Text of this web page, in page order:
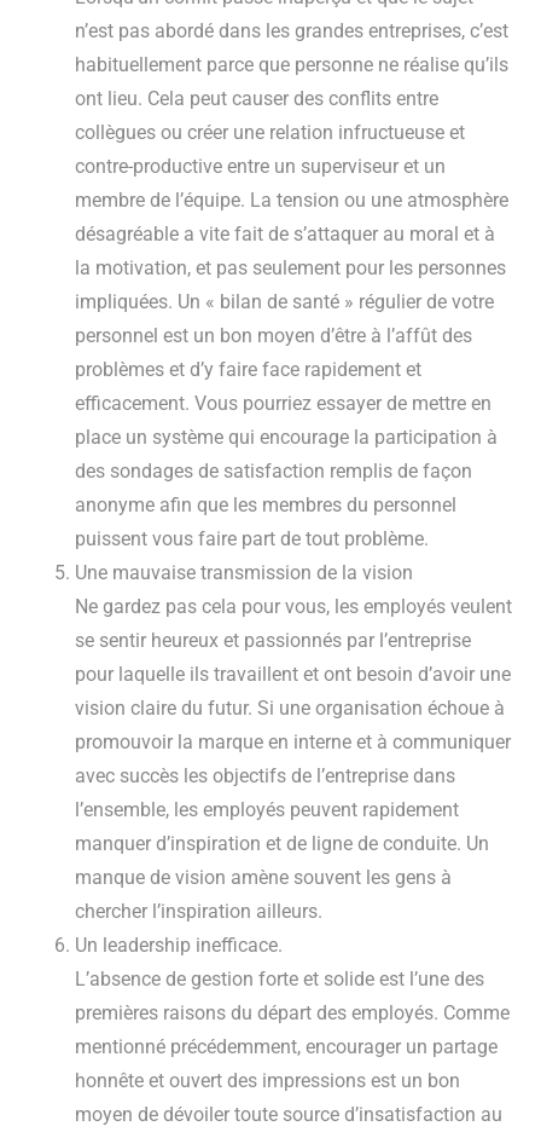
n’est pas abordé dans les grandes entreprises, c’est
habituellement parce que personne ne réalise qu’ils
ont lieu. Cela peut causer des conflits entre
collègues ou créer une relation infructueuse et
contre-productive entre un superviseur et un
membre de l’équipe. La tension ou une atmosphère
désagréable a vite fait de s’attaquer au moral et à
la motivation, et pas seulement pour les personnes
impliquées. Un « bilan de santé » régulier de votre
personnel est un bon moyen d’être à l’affût des
problèmes et d’y faire face rapidement et
efficacement. Vous pourriez essayer de mettre en
place un système qui encourage la participation à
des sondages de satisfaction remplis de façon
anonyme afin que les membres du personnel
puissent vous faire part de tout problème.
Une mauvaise transmission de la vision
Ne gardez pas cela pour vous, les employés veulent
se sentir heureux et passionnés par l’entreprise
pour laquelle ils travaillent et ont besoin d’avoir une
vision claire du futur. Si une organisation échoue à
promouvoir la marque en interne et à communiquer
avec succès les objectifs de l’entreprise dans
l’ensemble, les employés peuvent rapidement
manquer d’inspiration et de ligne de conduite. Un
manque de vision amène souvent les gens à
chercher l’inspiration ailleurs.
Un leadership inefficace.
L’absence de gestion forte et solide est l’une des
premières raisons du départ des employés. Comme
mentionné précédemment, encourager un partage
honnête et ouvert des impressions est un bon
moyen de dévoiler toute source d’insatisfaction au